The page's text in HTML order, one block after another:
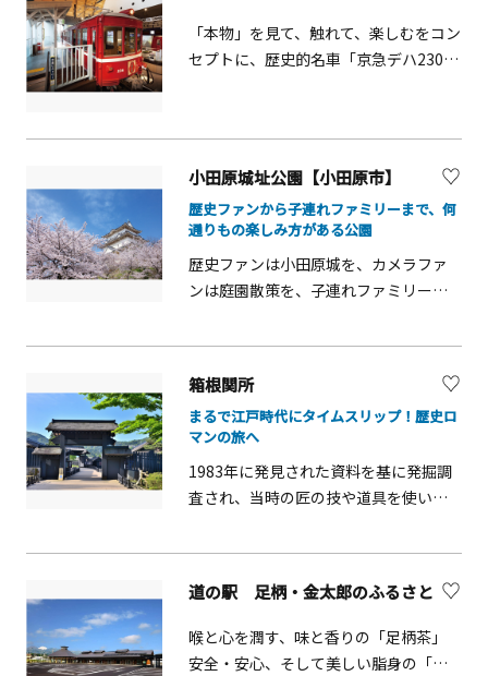
「本物」を見て、触れて、楽しむをコン
セプトに、歴史的名車「京急デハ230
道シミュレーション」など、各種展示
や体験をご用意しております。【重
要】一部体験は、WEBによる事前予約
が必要です。
小田原城址公園【小田原市】
歴史ファンから子連れファミリーまで、何
通りもの楽しみ方がある公園
歴史ファンは小田原城を、カメラファ
ンは庭園散策を、子連れファミリーは
園です。歴史ファンは馬出門、銅門、
守閣には小田原城の歴史を感じさせる
展示の数々があります。5Fの展望デッ
キからの眺めは絶景！「常盤木門
SAMURAI館」には甲冑や刀剣など武具
の展示や武士の世界観を表現したプロ
田原城NINJA館」では戦国時代に北条氏
を陰で支えたと言われる風魔忍者の存
在を体験しながら学べます。カメラフ
ァンは花暦をチェック。桜や紅葉はも
ちろんのこと、1～2月の梅、3～4月の
箱根関所
まるで江戸時代にタイムスリップ！歴史ロ
マンの旅へ
1983年に発見された資料を基に発掘調
査され、当時の匠の技や道具を使い復
関所。黒々とした関所の門をくぐると
かのよう。施設毎に再現がなされ当時
の様子をうかがい知ることができま
す。隣接する箱根関所資料館では、関
道の駅 足柄・金太郎のふるさと
喉と心を潤す、味と香りの「足柄茶」
安全・安心、そして美しい脂身の「や